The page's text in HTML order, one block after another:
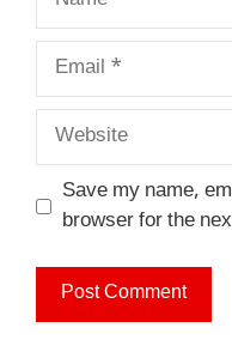
Email
Website
Save my name,
browser for the